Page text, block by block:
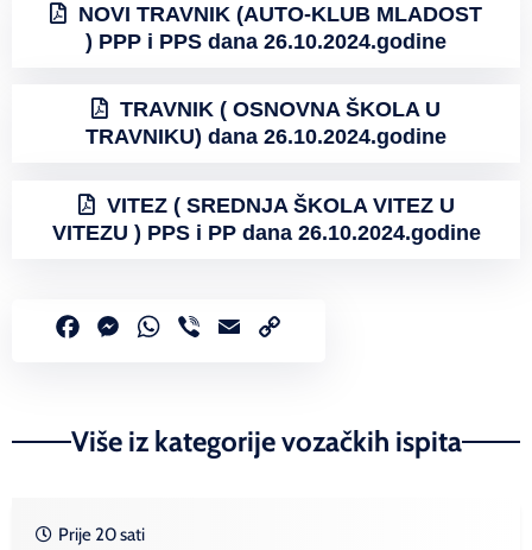
NOVI TRAVNIK (AUTO-KLUB MLADOST
) PPP i PPS dana 26.10.2024.godine
TRAVNIK ( OSNOVNA ŠKOLA U
TRAVNIKU) dana 26.10.2024.godine
VITEZ ( SREDNJA ŠKOLA VITEZ U
VITEZU ) PPS i PP dana 26.10.2024.godine
FacebookMessenger
WhatsApp
Viber Email
Više iz kategorije vozačkih ispita
Prije 20 sati